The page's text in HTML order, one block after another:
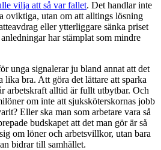
vilja att så var fallet. Det handlar inte
oviktiga, utan om att alltings lösning
eller ytterliggare sänka priset
har stämplat som mindre
unga signalerar ju bland annat att det
bra. Att göra det lättare att sparka
arbetskraft alltid är fullt utbytbar. Och
om inte att sjuksköterskornas jobb
Eller ska man som arbetare vara så
budskapet att det man gör är så
om löner och arbetsvillkor, utan bara
bidrar till samhället.